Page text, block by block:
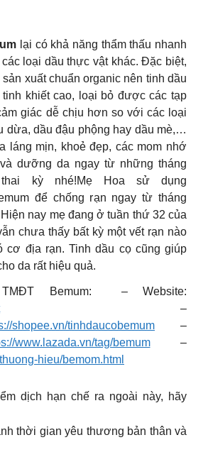
lại có khả năng thẩm thấu nhanh
loại dầu thực vật khác. Đặc biệt,
xuất chuẩn organic nên tinh dầu
khiết cao, loại bỏ được các tạp
giác dễ chịu hơn so với các loại
dừa, dầu đậu phộng hay dầu mè,…
láng mịn, khoẻ đẹp, các mom nhớ
dưỡng da ngay từ những tháng
kỳ nhé!Mẹ Hoa sử dụng
để chống rạn ngay từ tháng
nay mẹ đang ở tuần thứ 32 của
chưa thấy bất kỳ một vết rạn nào
cơ địa rạn. Tinh dầu cọ cũng giúp
da rất hiệu quả.
Bemum: – Website:
–
shopee.vn/tinhdaucobemum –
www.lazada.vn/tag/bemum–
hieu/bemom.html
dịch hạn chế ra ngoài này, hãy
thời gian yêu thương bản thân và